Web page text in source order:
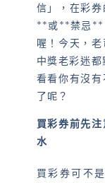
信」，在彩
**或**禁忌**
喔！今天，
中獎老彩迷
看看你有沒
了呢？
買彩券前先
水
買彩券可不